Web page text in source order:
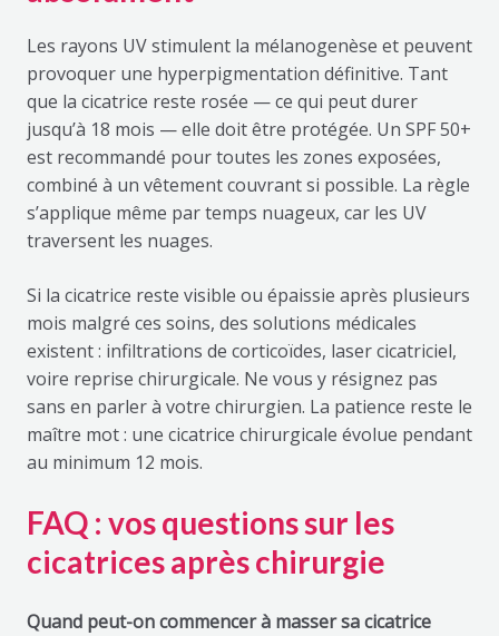
Les rayons UV stimulent la mélanogenèse et peuvent
provoquer une hyperpigmentation définitive. Tant
que la cicatrice reste rosée — ce qui peut durer
jusqu’à 18 mois — elle doit être protégée. Un SPF 50+
est recommandé pour toutes les zones exposées,
combiné à un vêtement couvrant si possible. La règle
s’applique même par temps nuageux, car les UV
traversent les nuages.
Si la cicatrice reste visible ou épaissie après plusieurs
mois malgré ces soins, des solutions médicales
existent : infiltrations de corticoïdes, laser cicatriciel,
voire reprise chirurgicale. Ne vous y résignez pas
sans en parler à votre chirurgien. La patience reste le
maître mot : une cicatrice chirurgicale évolue pendant
au minimum 12 mois.
FAQ : vos questions sur les
cicatrices après chirurgie
Quand peut-on commencer à masser sa cicatrice